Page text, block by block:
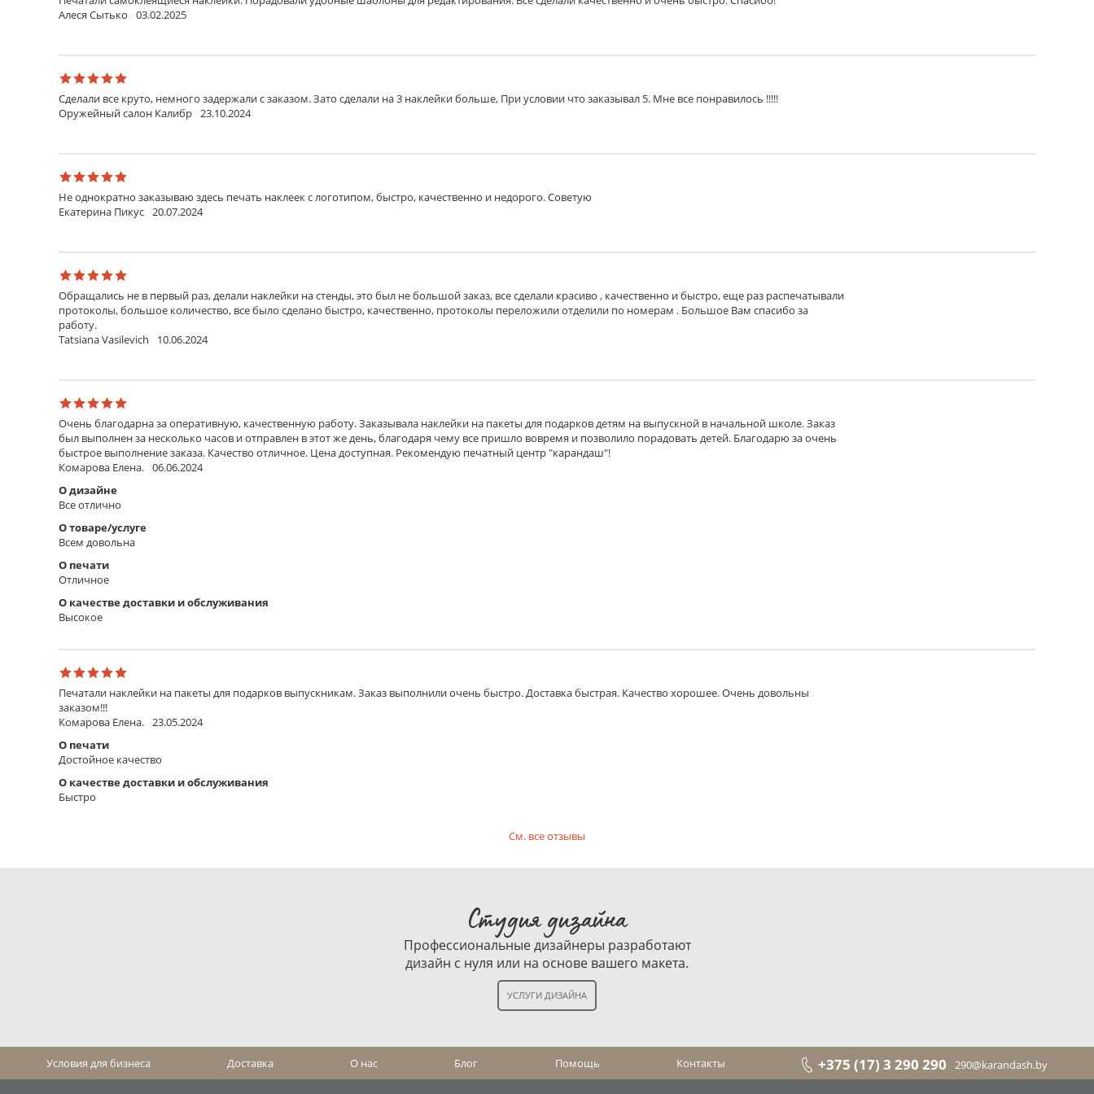
воздействий.
Удалить лишнее
Удалить материал между стикерами
Алеся Сытько
03.02.2025
Сделали все круто, немного задержали с заказом. Зато сделали на 3 наклейки больше, При условии что заказывал 5. Мне все понравилось !!!!!
Оружейный салон Калибр 23.10.2024
Не однократно заказываю здесь печать наклеек с логотипом, быстро, качественно и недорого. Советую
Екатерина Пикус 20.07.2024
Обращались не в первый раз, делали наклейки на стенды, это был не большой заказ, все сделали красиво , качественно и быстро, еще раз распечатывали
протоколы, большое количество, все было сделано быстро, качественно, протоколы переложили отделили по номерам . Большое Вам спасибо за
работу.
Tatsiana Vasilevich
10.06.2024
Очень благодарна за оперативную, качественную работу. Заказывала наклейки на пакеты для подарков детям на выпускной в начальной школе. Заказ
был выполнен за несколько часов и отправлен в этот же день, благодаря чему все пришло вовремя и позволило порадовать детей. Благодарю за очень
быстрое выполнение заказа. Качество отличное. Цена доступная. Рекомендую печатный центр "карандаш"!
Комарова Елена. 06.06.2024
О дизайне
Все отлично
О товаре/услуге
Всем довольна
О печати
Отличное
О качестве доставки и обслуживания
Высокое
Печатали наклейки на пакеты для подарков выпускникам. Заказ выполнили очень быстро. Доставка быстрая. Качество хорошее. Очень довольны
заказом!!!
Комарова Елена. 23.05.2024
О печати
Достойное качество
О качестве доставки и обслуживания
Быстро
См. все отзывы
Студия дизайна
Профессиональные дизайнеры разработают
дизайн с нуля или на основе вашего макета.
Условия для бизнеса Доставка О нас Блог Помощь Контакты +375 (17) 3 290 290 290@karandash.by